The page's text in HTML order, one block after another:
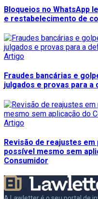
Bloqueios no WhatsApp
e restabelecimento de
Artigo
Fraudes bancárias e
julgados e provas para a
Artigo
Revisão de reajustes
possível mesmo sem
Consumidor